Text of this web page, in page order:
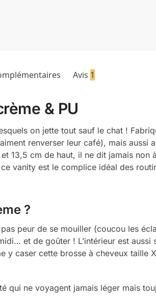
Avis 1
& PU
on jette tout sauf le chat !
renverser leur café), mais aussi
13,5 cm de haut, il ne dit jamais non
vanity est le complice idéal des
?
peur de se mouiller (coucou les
et de goûter ! L’intérieur est aussi
y caser cette brosse à cheveux taille
qui ne voyagent jamais léger mais